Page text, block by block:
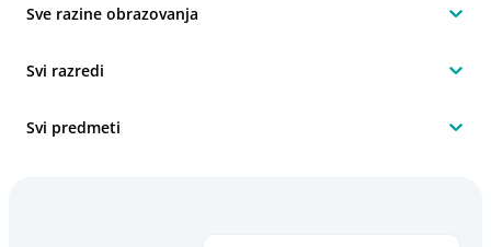
Sve razine obrazovanja
Svi razredi
Svi predmeti